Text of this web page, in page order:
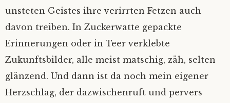
Impressum
unsteten Geistes ihre verirrten Fetzen auch
davon treiben. In Zuckerwatte gepackte
Erinnerungen oder in Teer verklebte
Zukunftsbilder, alle meist matschig, zäh, selten
glänzend. Und dann ist da noch mein eigener
Herzschlag, der dazwischenruft und pervers